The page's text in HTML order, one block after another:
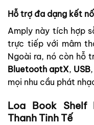
Hỗ trợ đa dạng kết
Amply này tích hợp
trực tiếp với mâm
Ngoài ra, nó còn hỗ
Bluetooth aptX, USB
mọi nhu cầu phát
Loa Book Shelf
Thanh Tinh Tế